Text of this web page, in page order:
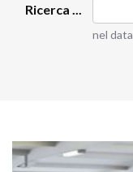
Ricerca ...
nel